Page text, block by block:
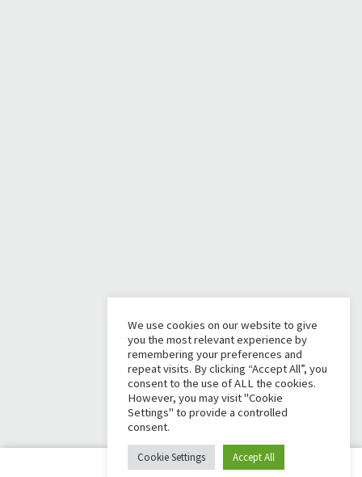
We use cookies on our website to give
you the most relevant experience by
remembering your preferences and
repeat visits. By clicking “Accept All”, you
consent to the use of ALL the cookies.
However, you may visit "Cookie
Settings" to provide a controlled
consent.
Cookie Settings Accept All